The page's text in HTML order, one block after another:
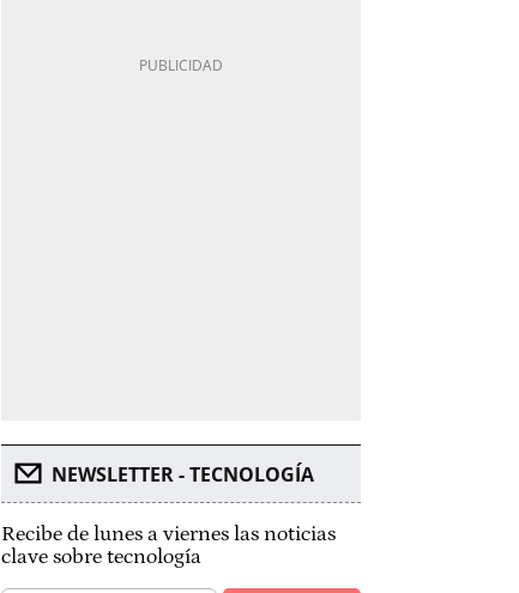
NEWSLETTER - TECNOLOGÍA
Recibe de lunes a viernes las noticias
clave sobre tecnología